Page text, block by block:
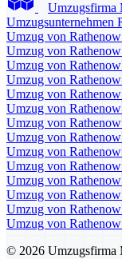
Umzugsfirma
Umzugsunternehmen
Umzug von
Umzug von
Umzug von
Umzug von
Umzug von
Umzug von
Umzug von
Umzug von
Umzug von
Umzug von Rathenow
Umzug von
Umzug von
Umzug von
Umzug von
© 2026 Umzugsfirma